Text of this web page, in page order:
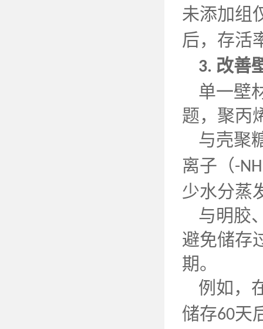
未添加组
后，存活
3. 改善
单一壁
题，聚丙
与壳聚
离子（-NH
少水分蒸
与明胶
避免储存
期。
例如，
储存60天